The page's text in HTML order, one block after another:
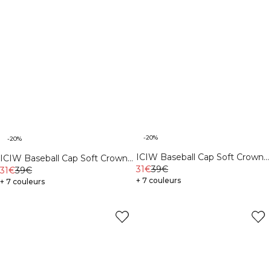
-20%
ICIW Baseball Cap Soft Crown
Black
31€39€
+ 7 couleurs
-20%
ICIW Baseball Cap Soft Crown
Midnight Blue
31€39€
+ 7 couleurs